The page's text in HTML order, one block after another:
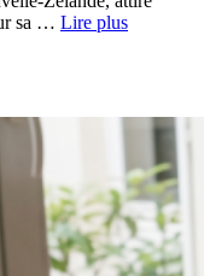
sa … Lire plus